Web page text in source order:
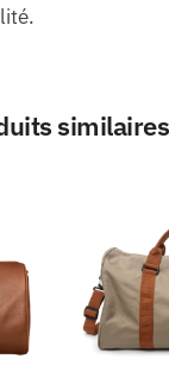
similaires